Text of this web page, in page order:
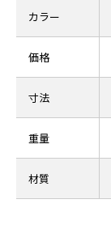
カラー
価格
寸法
重量
材質